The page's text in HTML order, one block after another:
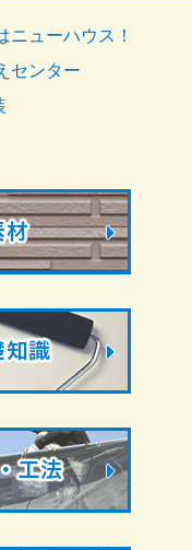
ューハウス！
センター